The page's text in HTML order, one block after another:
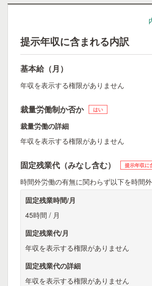
提示年収に含まれる内訳
基本給（月）
年収を表示する権限がありません
裁量労働制か否か はい
裁量労働の詳細
年収を表示する権限がありません
固定残業代（みなし含む） 提示年収に
時間外労働の有無に関わらず以下を時間
固定残業時間/月
45時間 / 月
固定残業代/月
年収を表示する権限がありません
固定残業代の詳細
年収を表示する権限がありません